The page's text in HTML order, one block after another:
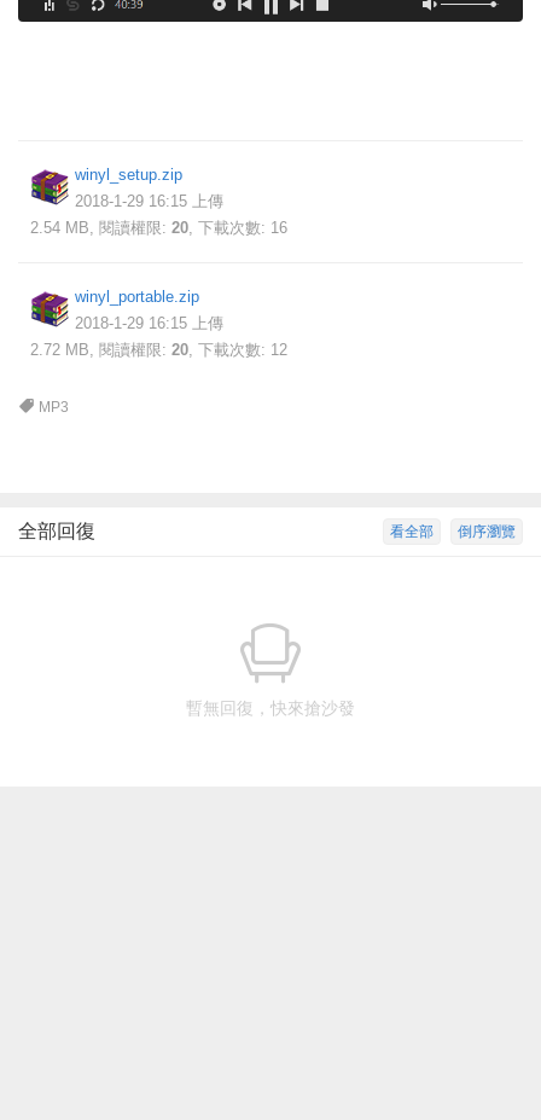
winyl_setup.zip
2018-1-29 16:15 上傳
2.54 MB, 閱讀權限: 20, 下載次數: 16
winyl_portable.zip
2018-1-29 16:15 上傳
2.72 MB, 閱讀權限: 20, 下載次數: 12
MP3
倒序瀏覽
看全部
全部回復
暫無回復，快來搶沙發